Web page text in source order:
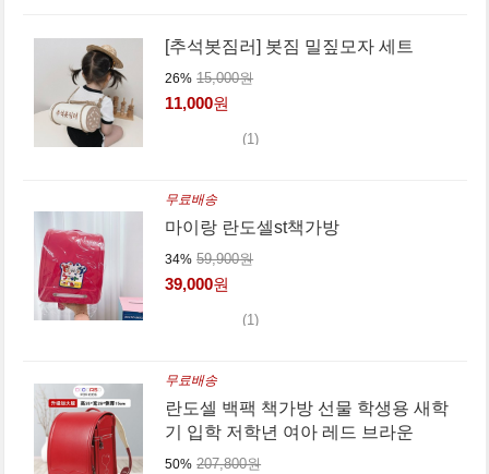
[추석봇짐러] 봇짐 밀짚모자 세트
26% 15,000원
11,000원
(1)
무료배송
마이랑 란도셀st책가방
34% 59,900원
39,000원
(1)
무료배송
란도셀 백팩 책가방 선물 학생용 새학
기 입학 저학년 여아 레드 브라운
50% 207,800원